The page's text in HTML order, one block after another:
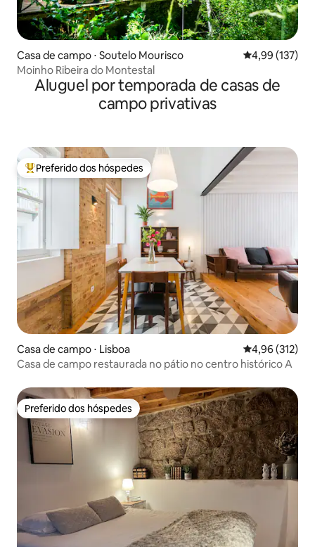
Casa de campo ⋅ Soutelo Mourisco 4,99 de uma
4,99 (137)
Moinho Ribeira do Montestal
Aluguel por temporada de casas de
campo privativas
Entre os melhores preferidos dos hóspedes
Preferido dos hóspedes
Casa de campo ⋅ Lisboa 4,96 de uma
4,96 (312)
Casa de campo restaurada no pátio no centro histórico A
Preferido dos hóspedes
Preferido dos hóspedes